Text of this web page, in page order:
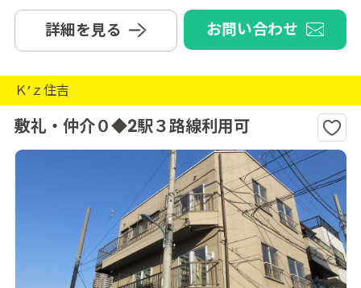
詳細を見る お問い合わせ
Ｋ’ｚ住吉
敷礼・仲介０◆2駅３路線利用可